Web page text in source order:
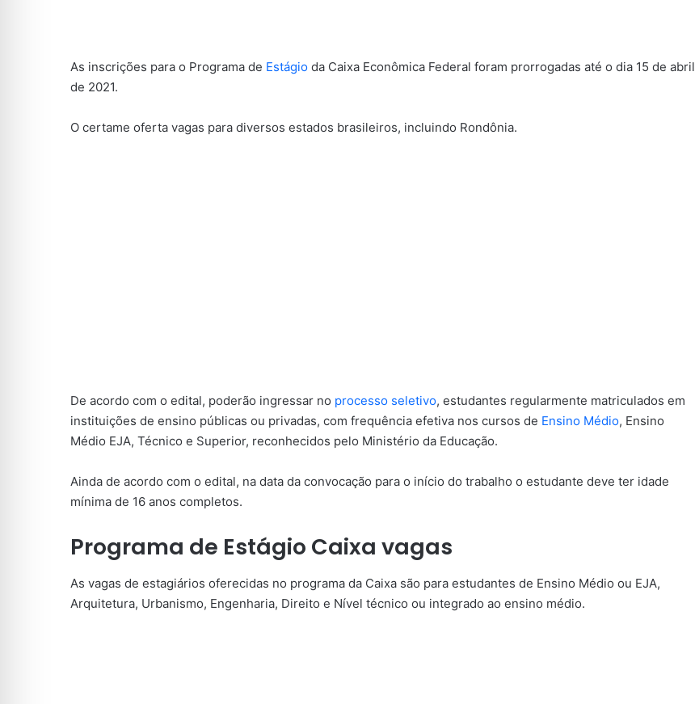
As inscrições para o Programa de Estágio da Caixa Econômica Federal foram prorrogadas até o dia 15 de abril
de 2021.
O certame oferta vagas para diversos estados brasileiros, incluindo Rondônia.
De acordo com o edital, poderão ingressar no processo seletivo, estudantes regularmente matriculados em
instituições de ensino públicas ou privadas, com frequência efetiva nos cursos de Ensino Médio, Ensino
Médio EJA, Técnico e Superior, reconhecidos pelo Ministério da Educação.
Ainda de acordo com o edital, na data da convocação para o início do trabalho o estudante deve ter idade
mínima de 16 anos completos.
Programa de Estágio Caixa vagas
As vagas de estagiários oferecidas no programa da Caixa são para estudantes de Ensino Médio ou EJA,
Arquitetura, Urbanismo, Engenharia, Direito e Nível técnico ou integrado ao ensino médio.